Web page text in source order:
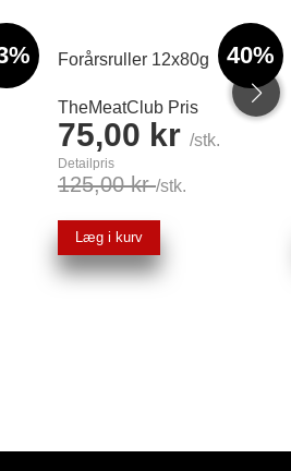
40%
Forårsruller 12x80g
TheMeatClub Pris
75,00 kr /stk.
Detailpris
125,00 kr/stk.
Læg i kurv